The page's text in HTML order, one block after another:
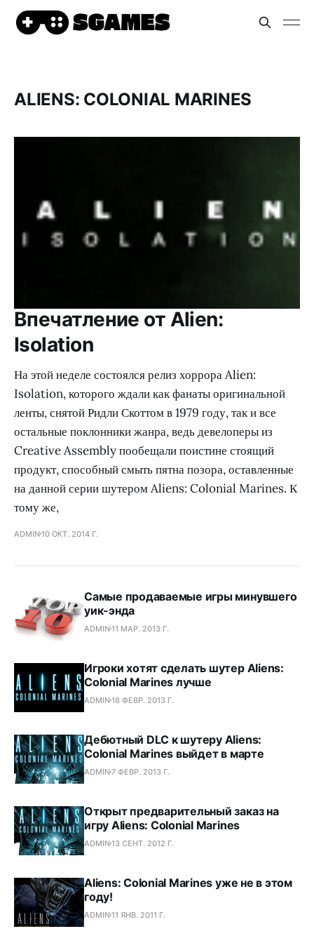
ALIENS: COLONIAL MARINES
Впечатление от Alien:
Isolation
На этой неделе состоялся релиз хоррора Alien:
Isolation, которого ждали как фанаты оригинальной
ленты, снятой Ридли Скоттом в 1979 году, так и все
остальные поклонники жанра, ведь девелоперы из
Creative Assembly пообещали поистине стоящий
продукт, способный смыть пятна позора, оставленные
на данной серии шутером Aliens: Colonial Marines. К
тому же,
ADMIN10 ОКТ. 2014 Г.
Самые продаваемые игры минувшего
уик-энда
ADMIN11 МАР. 2013 Г.
Игроки хотят сделать шутер Aliens:
Colonial Marines лучше
ADMIN18 ФЕВР. 2013 Г.
Дебютный DLC к шутеру Aliens:
Colonial Marines выйдет в марте
ADMIN7 ФЕВР. 2013 Г.
Открыт предварительный заказ на
игру Aliens: Colonial Marines
ADMIN13 СЕНТ. 2012 Г.
Aliens: Colonial Marines уже не в этом
году!
ADMIN11 ЯНВ. 2011 Г.